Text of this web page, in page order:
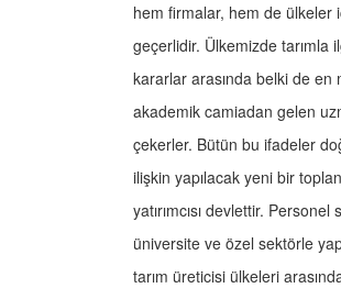
hem firmalar, hem de ülkeler
geçerlidir. Ülkemizde tarımla
kararlar arasında belki de en
akademik camiadan gelen
çekerler. Bütün bu ifadeler
ilişkin yapılacak yeni bir
yatırımcısı devlettir.
üniversite ve özel sektörle
tarım üreticisi ülkeleri